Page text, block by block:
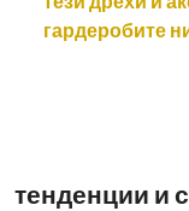
гардеробите
тенденции и